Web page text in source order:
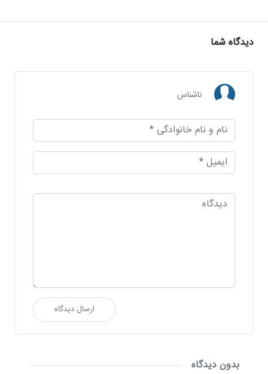
دیدگاه شما
ناشناس
ارسال دیدگاه
بدون دیدگاه